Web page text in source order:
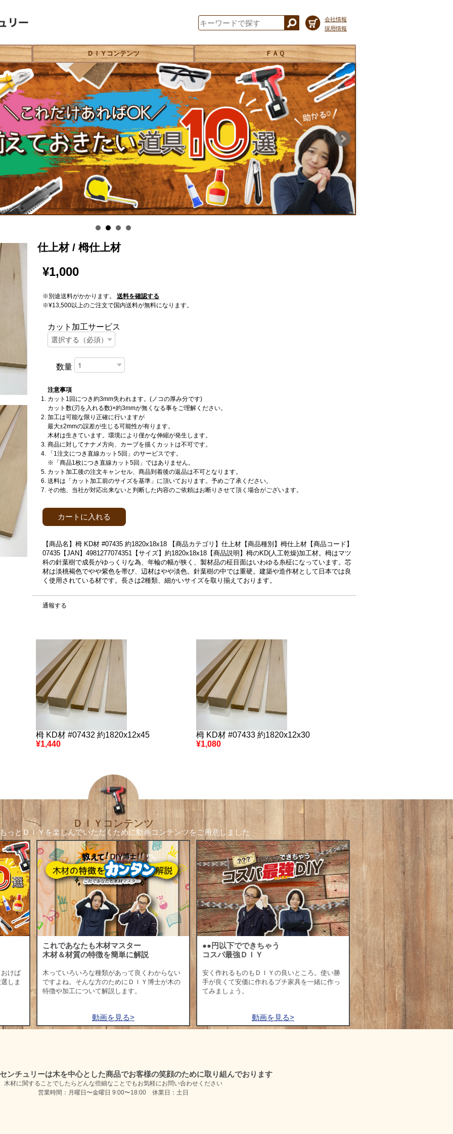
会社情報
採用情報
ＤＩＹコンテンツ ＦＡＱ
仕上材 / 栂仕上材
¥1,000
※別途送料がかかります。
送料を確認する
※¥13,500以上のご注文で国内送料が無料になります。
カット加工サービス
数量
注意事項
カット1回につき約3mm失われます。(ノコの厚み分です)
カット数(刃を入れる数)×約3mmが無くなる事をご理解ください。
加工は可能な限り正確に行いますが
最大±2mmの誤差が生じる可能性が有ります。
木材は生きています。環境により僅かな伸縮が発生します。
商品に対してナナメ方向、カーブを描くカットは不可です。
「1注文につき直線カット5回」のサービスです。
※「商品1枚につき直線カット5回」ではありません。
カット加工後の注文キャンセル、商品到着後の返品は不可となります。
送料は「カット加工前のサイズを基準」に頂いております。予めご了承ください。
その他、当社が対応出来ないと判断した内容のご依頼はお断りさせて頂く場合がございます。
カートに入れる
【商品名】栂 KD材 #07435 約1820x18x18 【商品カテゴリ】仕上材【商品種別】栂仕上材【商品コード】
07435【JAN】4981277074351【サイズ】約1820x18x18【商品説明】栂のKD(人工乾燥)加工材。栂はマツ
科の針葉樹で成長がゆっくりな為、年輪の幅が狭く、製材品の柾目面はいわゆる糸柾になっています。芯
材は淡桃褐色でやや紫色を帯び、辺材はやや淡色。針葉樹の中では重硬。建築や造作材として日本では良
く使用されている材です。長さは2種類、細かいサイズを取り揃えております。
通報する
栂 KD材 #07432 約1820x12x45
¥1,440
栂 KD材 #07433 約1820x12x30
¥1,080
ＤＩＹコンテンツ
っとＤＩＹを楽しんでいただくために動画コンテンツをご用意しました
けば
しま
これであなたも木材マスター
木材＆材質の特徴を簡単に解説
木っていろいろな種類があって良くわからない
ですよね。そんな方のためにＤＩＹ博士が木の
特徴や加工について解説します。
動画を見る>
●●円以下でできちゃう
コスパ最強ＤＩＹ
安く作れるものもＤＩＹの良いところ。使い勝
手が良くて安価に作れるプチ家具を一緒に作っ
てみましょう。
動画を見る>
ンチュリーは木を中心とした商品でお客様の笑顔のために取り組んでおります
木材に関することでしたらどんな些細なことでも お気軽にお問い合わせください
営業時間：月曜日〜金曜日 9:00〜18:00 休業日：土日